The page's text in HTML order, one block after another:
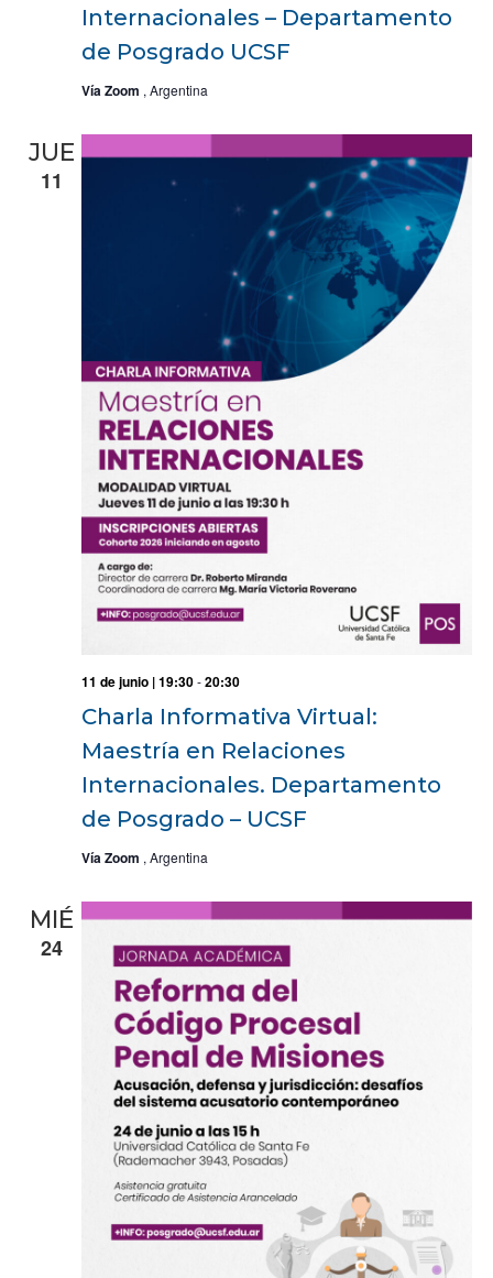
Internacionales – Departamento
de Posgrado UCSF
Vía Zoom , Argentina
JUE
11
Charla Informativa Virtual:
Maestría en Relaciones
Internacionales. Departamento
de Posgrado – UCSF
11 de junio | 19:30-20:30
Vía Zoom , Argentina
MIÉ
24